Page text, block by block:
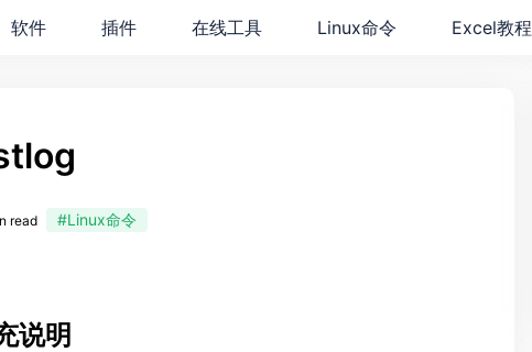
软件 插件 在线工具 Linux命令 Excel教程
read #Linux命令
说明